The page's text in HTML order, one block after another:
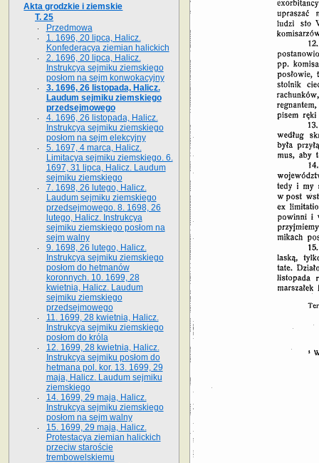
Akta grodzkie i ziemskie
T. 25
Przedmowa
1. 1696, 20 lipca, Halicz.
Konfederacya ziemian halickich
2. 1696, 20 lipca, Halicz.
Instrukcya sejmiku ziemskiego
posłom na sejm konwokacyjny
3. 1696, 26 listopada, Halicz.
Laudum sejmiku ziemskiego
przedsejmowego
4. 1696, 26 listopada, Halicz.
Instrukcya sejmiku ziemskiego
posłom na sejm elekcyjny
5. 1697, 4 marca, Halicz.
Limitacya sejmiku ziemskiego. 6.
1697, 31 lipca, Halicz. Laudum
sejmiku ziemskiego
7. 1698, 26 lutego, Halicz.
Laudum sejmiku ziemskiego
przedsejmowego. 8. 1698, 26
lutego, Halicz. Instrukcya
sejmiku ziemskiego posłom na
sejm walny
9. 1698, 26 lutego, Halicz.
Instrukcya sejmiku ziemskiego
posłom do hetmanów
koronnych. 10. 1699, 28
kwietnia, Halicz. Laudum
sejmiku ziemskiego
przedsejmowego
11. 1699, 28 kwietnia, Halicz.
Instrukcya sejmiku ziemskiego
posłom do króla
12. 1699, 28 kwietnia, Halicz.
Instrukcya sejmiku posłom do
hetmana pol. kor. 13. 1699, 29
maja, Halicz. Laudum sejmiku
ziemskiego
14. 1699, 29 maja, Halicz.
Instrukcya sejmiku ziemskiego
posłom na sejm walny
15. 1699, 29 maja, Halicz.
Protestacya ziemian halickich
przeciw staroście
trembowelskiemu